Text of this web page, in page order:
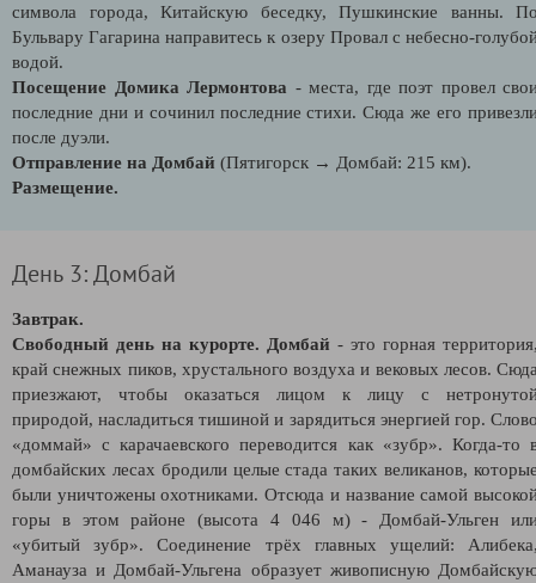
символа города, Китайскую беседку, Пушкинские ванны.
Бульвару Гагарина направитесь к озеру Провал с небесно-
водой.
Посещение Домика Лермонтова - места, где поэт провел
последние дни и сочинил последние стихи. Сюда же его
после дуэли.
Отправление на Домбай (Пятигорск → Домбай: 215 км).
Размещение.
День 3: Домбай
Завтрак.
Свободный день на курорте. Домбай - это горная
край снежных пиков, хрустального воздуха и вековых лесов.
приезжают, чтобы оказаться лицом к лицу с
природой, насладиться тишиной и зарядиться энергией гор.
«доммай» с карачаевского переводится как «зубр». Когда-то
домбайских лесах бродили целые стада таких великанов,
были уничтожены охотниками. Отсюда и название самой
горы в этом районе (высота 4 046 м) - Домбай-Ульген
«убитый зубр». Соединение трёх главных ущелий:
Аманауза и Домбай-Ульгена образует живописную